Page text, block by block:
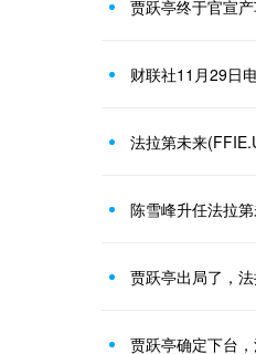
贾跃亭终于官宣
法拉第未来
陈雪峰升任法拉
贾跃亭出局了，
贾跃亭确定下台